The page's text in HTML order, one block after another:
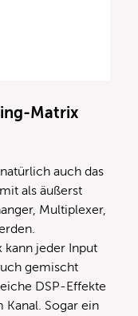
Matrix
auch das
als äußerst
Multiplexer,
kann jeder Input
gemischt
DSP-Effekte
Sogar ein